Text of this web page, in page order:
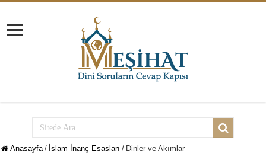
Anasayfa / İslam İnanç Esasları / Dinler ve Akımlar